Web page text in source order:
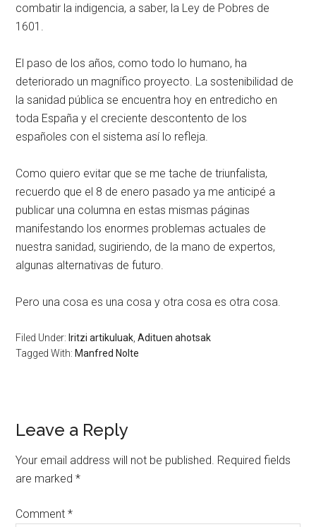
combatir la indigencia, a saber, la Ley de Pobres de
1601.
El paso de los años, como todo lo humano, ha
deteriorado un magnífico proyecto. La sostenibilidad de
la sanidad pública se encuentra hoy en entredicho en
toda España y el creciente descontento de los
españoles con el sistema así lo refleja.
Como quiero evitar que se me tache de triunfalista,
recuerdo que el 8 de enero pasado ya me anticipé a
publicar una columna en estas mismas páginas
manifestando los enormes problemas actuales de
nuestra sanidad, sugiriendo, de la mano de expertos,
algunas alternativas de futuro.
Pero una cosa es una cosa y otra cosa es otra cosa.
Filed Under: Iritzi artikuluak ,Adituen ahotsak
Tagged With: Manfred Nolte
Leave a Reply
Your email address will not be published. Required fields
are marked*
Comment*